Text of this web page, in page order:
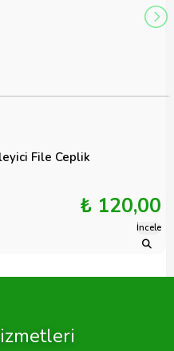
File Ceplik
₺ 120,00
İncele